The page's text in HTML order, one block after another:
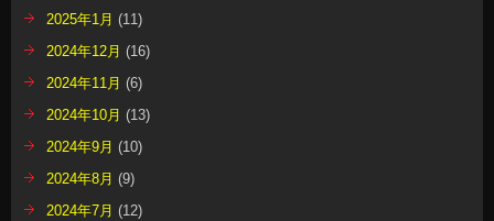
2025年1月 (11)
2024年12月 (16)
2024年11月 (6)
2024年10月 (13)
2024年9月 (10)
2024年8月 (9)
2024年7月 (12)